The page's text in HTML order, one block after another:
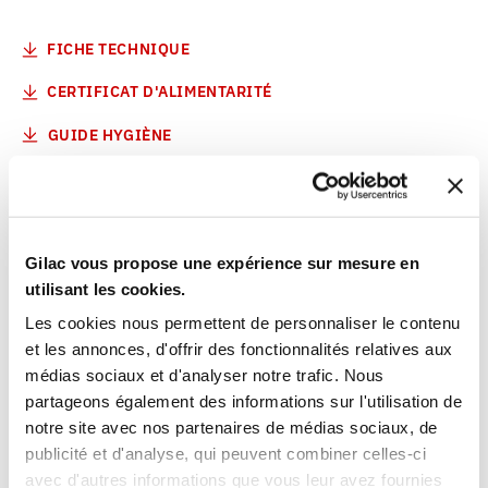
Gilac vous propose une expérience sur mesure en
utilisant les cookies.
Les cookies nous permettent de personnaliser le contenu
et les annonces, d'offrir des fonctionnalités relatives aux
médias sociaux et d'analyser notre trafic. Nous
partageons également des informations sur l'utilisation de
notre site avec nos partenaires de médias sociaux, de
publicité et d'analyse, qui peuvent combiner celles-ci
avec d'autres informations que vous leur avez fournies
FICHE TECHNIQUE
CERTIFICAT D'ALIMENTARITÉ
GUIDE HYGIÈNE
VOUS AIMEREZ AUSSI
1